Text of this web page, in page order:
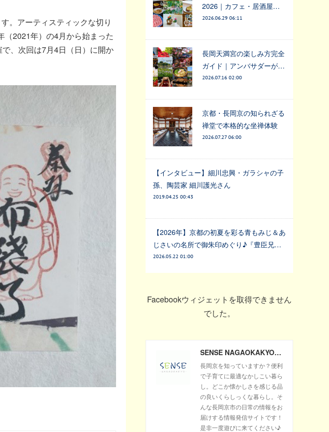
。アーティスティックな切り
2021年）の4月から始まった
、次回は7月4日（日）に開か
2026｜カフェ・居酒屋…
2026.06.29 06:11
長岡天満宮の楽しみ方完全
ガイド｜アンバサダーが…
2026.07.16 02:00
京都・長岡京の知られざる
禅堂で本格的な坐禅体験
2026.07.27 06:00
【インタビュー】細川忠興・ガラシャの子
孫、陶芸家 細川護光さん
2019.04.25 00:43
【2026年】京都の初夏を彩る青もみじ＆あ
じさいの名所で御朱印めぐり♪『豊臣兄…
2026.05.22 01:00
Facebookウィジェットを取得できません
でした。
SENSE NAGAOKAKYO ～長岡京市のサブサイト～
長岡京を知っていますか？便利
で子育てに最適なかしこい暮ら
し。どこか懐かしさを感じる品
の良いくらしっくな暮らし。そ
んな長岡京市の日常の情報をお
届けする情報発信サイトです！
是非一度遊びに来てください♪